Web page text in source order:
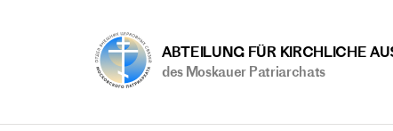
ABTEILUNG FÜR KIRCHLICHE
des Moskauer Patriarchats